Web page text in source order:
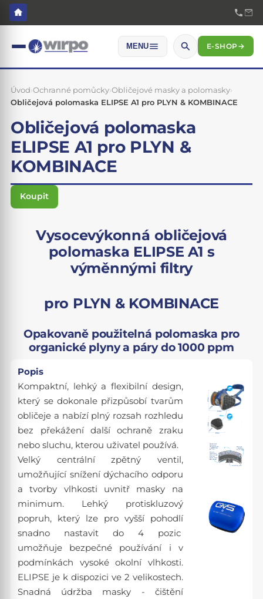
MENU E-SHOP→
Úvod›Ochranné pomůcky›Obličejové masky a polomasky›
Obličejová polomaska ELIPSE A1 pro PLYN & KOMBINACE
Obličejová polomaska
ELIPSE A1 pro PLYN &
KOMBINACE
Koupit
Vysocevýkonná obličejová
polomaska ELIPSE A1 s
výměnnými filtry
pro PLYN & KOMBINACE
Opakovaně použitelná polomaska pro
organické plyny a páry do 1000 ppm
Popis
Kompaktní, lehký a flexibilní design,
který se dokonale přizpůsobí tvarům
obličeje a nabízí plný rozsah rozhledu
bez překážení další ochraně zraku
nebo sluchu, kterou uživatel používá.
Velký centrální zpětný ventil,
umožňující snížení dýchacího odporu
a tvorby vlhkosti uvnitř masky na
minimum. Lehký protiskluzový
popruh, který lze pro vyšší pohodlí
snadno nastavit do 4 pozic
umožňuje bezpečné používání i v
podmínkách vysoké okolní vlhkosti.
ELIPSE je k dispozici ve 2 velikostech.
Snadná údržba masky - čištění